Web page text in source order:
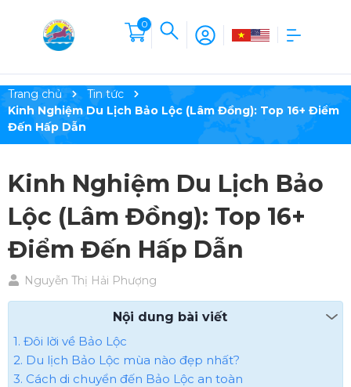
0
Trang chủ
Tin tức
Kinh Nghiệm Du Lịch Bảo Lộc (Lâm Đồng): Top 16+ Điểm
Đến Hấp Dẫn
Kinh Nghiệm Du Lịch Bảo
Lộc (Lâm Đồng): Top 16+
Điểm Đến Hấp Dẫn
Nguyễn Thị Hải Phượng
Nội dung bài viết
1. Đôi lời về Bảo Lộc
2. Du lịch Bảo Lộc mùa nào đẹp nhất?
3. Cách di chuyển đến Bảo Lộc an toàn